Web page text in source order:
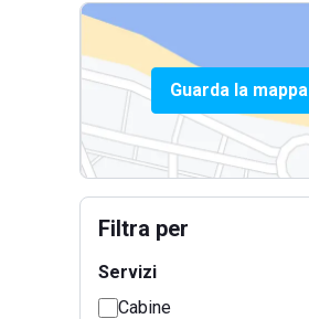
Guarda la mappa
Filtra per
Servizi
Cabine